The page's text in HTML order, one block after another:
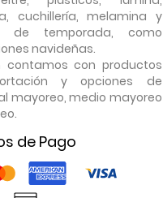
cuchillería, melamina y
de temporada, como
navideñas.
contamos con productos
y opciones de
mayoreo, medio mayoreo
de Pago